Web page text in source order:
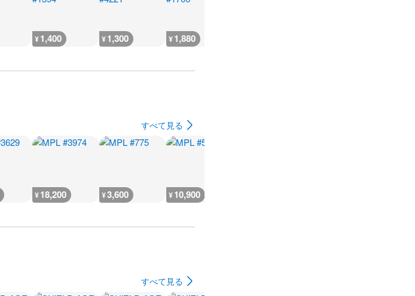
¥1,400 ¥1,300 ¥1,880
すべて見る
¥18,200 ¥3,600 ¥10,900
すべて見る